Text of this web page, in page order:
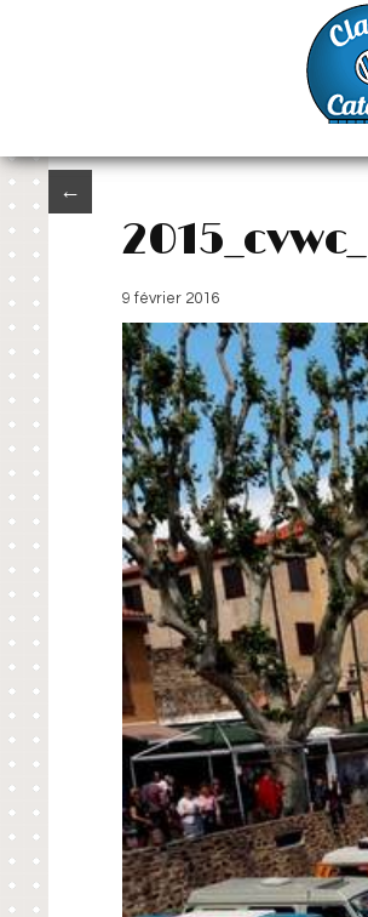
←
9 février 2016